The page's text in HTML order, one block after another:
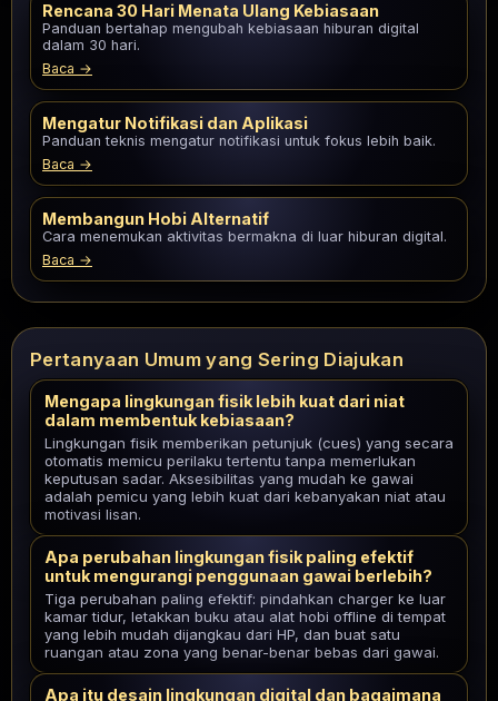
Rencana 30 Hari Menata Ulang Kebiasaan
Panduan bertahap mengubah kebiasaan hiburan digital
dalam 30 hari.
Baca →
Mengatur Notifikasi dan Aplikasi
Panduan teknis mengatur notifikasi untuk fokus lebih baik.
Baca →
Membangun Hobi Alternatif
Cara menemukan aktivitas bermakna di luar hiburan digital.
Baca →
Pertanyaan Umum yang Sering Diajukan
Mengapa lingkungan fisik lebih kuat dari niat
dalam membentuk kebiasaan?
Lingkungan fisik memberikan petunjuk (cues) yang secara
otomatis memicu perilaku tertentu tanpa memerlukan
keputusan sadar. Aksesibilitas yang mudah ke gawai
adalah pemicu yang lebih kuat dari kebanyakan niat atau
motivasi lisan.
Apa perubahan lingkungan fisik paling efektif
untuk mengurangi penggunaan gawai berlebih?
Tiga perubahan paling efektif: pindahkan charger ke luar
kamar tidur, letakkan buku atau alat hobi offline di tempat
yang lebih mudah dijangkau dari HP, dan buat satu
ruangan atau zona yang benar-benar bebas dari gawai.
Apa itu desain lingkungan digital dan bagaimana